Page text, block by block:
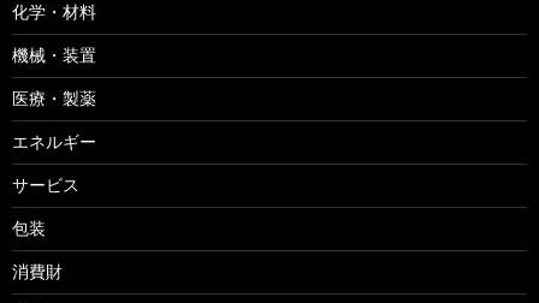
化学・材料
機械・装置
医療・製薬
エネルギー
サービス
包装
消費財